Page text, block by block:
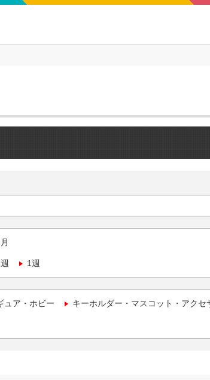
1週
ュア・ホビー キーホルダー・マスコット・アクセ